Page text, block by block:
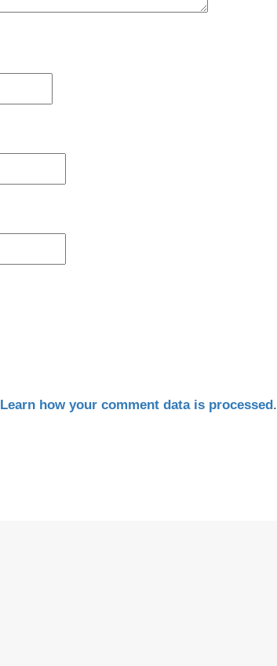
Learn how your comment data is processed.